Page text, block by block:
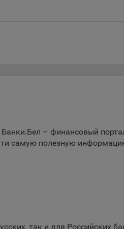
– финансовый
самую полезную
так и для Российских